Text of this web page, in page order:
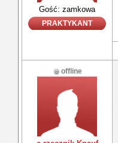
Gość: zamkowa
PRAKTYKANT
offline